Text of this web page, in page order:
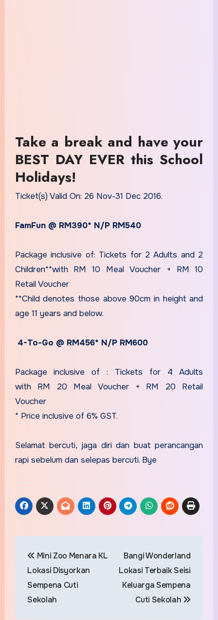
Take a break and have your
BEST DAY EVER this School
Holidays!
Ticket(s) Valid On: 26 Nov-31 Dec 2016.
FamFun @ RM390* N/P RM540
Package inclusive of: Tickets for 2 Adults and 2
Children**with RM 10 Meal Voucher + RM 10
Retail Voucher
**Child denotes those above 90cm in height and
age 11 years and below.
4-To-Go @ RM456* N/P RM600
Package inclusive of : Tickets for 4 Adults
with RM 20 Meal Voucher + RM 20 Retail
Voucher
* Price inclusive of 6% GST.
Selamat bercuti, jaga diri dan buat perancangan
rapi sebelum dan selepas bercuti. Bye
navigation
Mini Zoo Menara KL
Lokasi Disyorkan
Sempena Cuti
Sekolah
Bangi Wonderland
Lokasi Terbaik Seisi
Keluarga Sempena
Cuti Sekolah